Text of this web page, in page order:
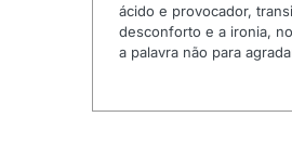
ácido e provocador,
desconforto e a ironia,
a palavra não para